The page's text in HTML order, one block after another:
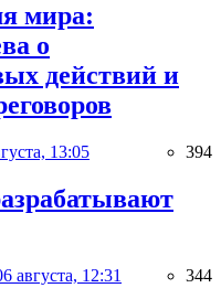
мира:
о
действий и
13:05 394
августа, 12:31 344